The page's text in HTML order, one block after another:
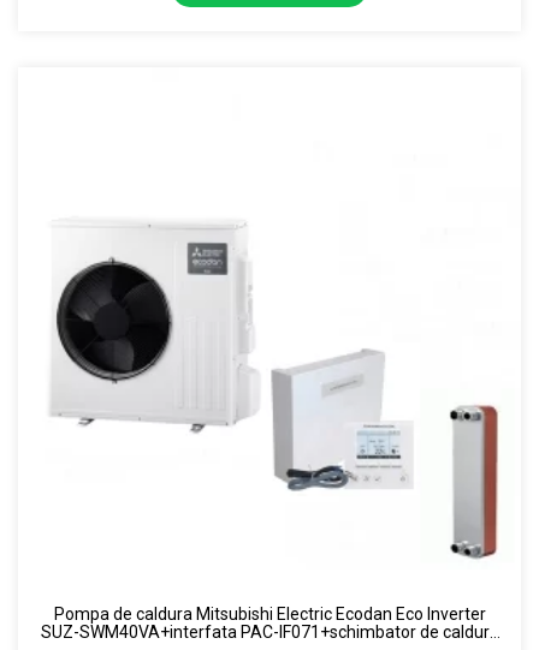
Pompa de caldura Mitsubishi Electric Ecodan Eco Inverter
SUZ-SWM40VA+interfata PAC-IF071+schimbator de caldura